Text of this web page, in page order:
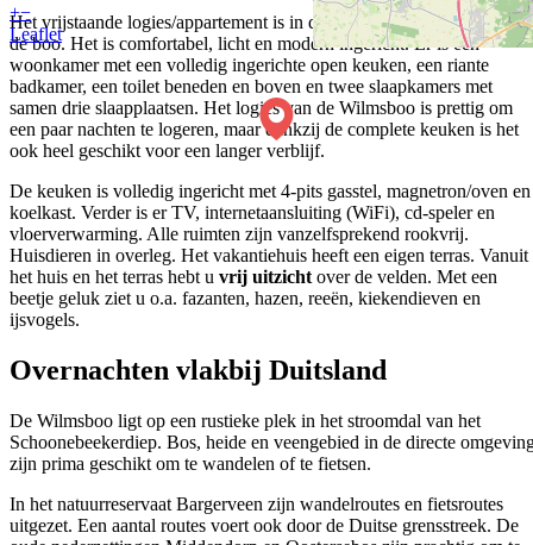
+−
Leaflet
Het vrijstaande logies/appartement is in dezelfde stijl opgetrokken als
de boo. Het is comfortabel, licht en modern ingericht. Er is een
woonkamer met een volledig ingerichte open keuken, een riante
badkamer, een toilet beneden en boven en twee slaapkamers met
samen drie slaapplaatsen. Het logies van de Wilmsboo is prettig om
een paar nachten te logeren, maar dankzij de complete keuken is het
ook heel geschikt voor een langer verblijf.
De keuken is volledig ingericht met 4-pits gasstel, magnetron/oven en
koelkast. Verder is er TV, internetaansluiting (WiFi), cd-speler en
vloerverwarming. Alle ruimten zijn vanzelfsprekend rookvrij.
Huisdieren in overleg. Het vakantiehuis heeft een eigen terras. Vanuit
het huis en het terras hebt u vrij uitzicht over de velden. Met een
beetje geluk ziet u o.a. fazanten, hazen, reeën, kiekendieven en
ijsvogels.
Overnachten vlakbij Duitsland
De Wilmsboo ligt op een rustieke plek in het stroomdal van het
Schoonebeekerdiep. Bos, heide en veengebied in de directe
zijn prima geschikt om te wandelen of te fietsen.
In het natuurreservaat Bargerveen zijn wandelroutes en fietsroutes
uitgezet. Een aantal routes voert ook door de Duitse grensstreek. De